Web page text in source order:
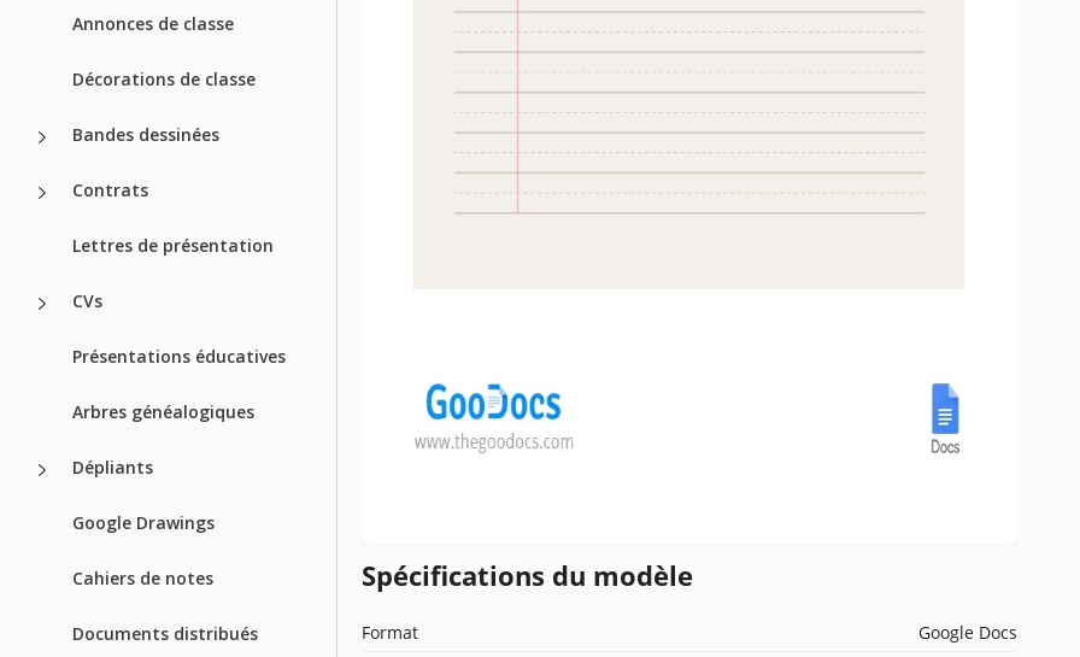
Annonces de classe
Décorations de classe
Bandes dessinées
Contrats
Lettres de présentation
CVs
Présentations éducatives
Arbres généalogiques
Dépliants
Google Drawings
Cahiers de notes
Documents distribués
Spécifications du modèle
Format
Google Docs